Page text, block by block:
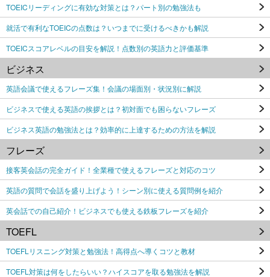
TOEICリーディングに有効な対策とは？パート別の勉強法も
就活で有利なTOEICの点数は？いつまでに受けるべきかも解説
TOEICスコアレベルの目安を解説！点数別の英語力と評価基準
ビジネス
英語会議で使えるフレーズ集！会議の場面別・状況別に解説
ビジネスで使える英語の挨拶とは？初対面でも困らないフレーズ
ビジネス英語の勉強法とは？効率的に上達するための方法を解説
フレーズ
接客英会話の完全ガイド！全業種で使えるフレーズと対応のコツ
英語の質問で会話を盛り上げよう！シーン別に使える質問例を紹介
英会話での自己紹介！ビジネスでも使える鉄板フレーズを紹介
TOEFL
TOEFLリスニング対策と勉強法！高得点へ導くコツと教材
TOEFL対策は何をしたらいい？ハイスコアを取る勉強法を解説